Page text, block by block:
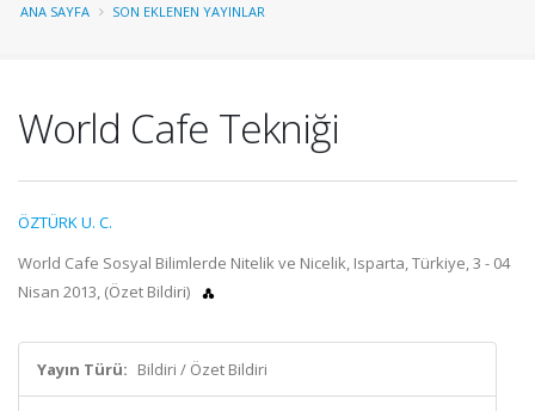
ANA SAYFA SON EKLENEN YAYINLAR
World Cafe Tekniği
ÖZTÜRK U. C.
World Cafe Sosyal Bilimlerde Nitelik ve Nicelik, Isparta, Türkiye, 3 - 04
Nisan 2013, (Özet Bildiri)
Yayın Türü: Bildiri / Özet Bildiri